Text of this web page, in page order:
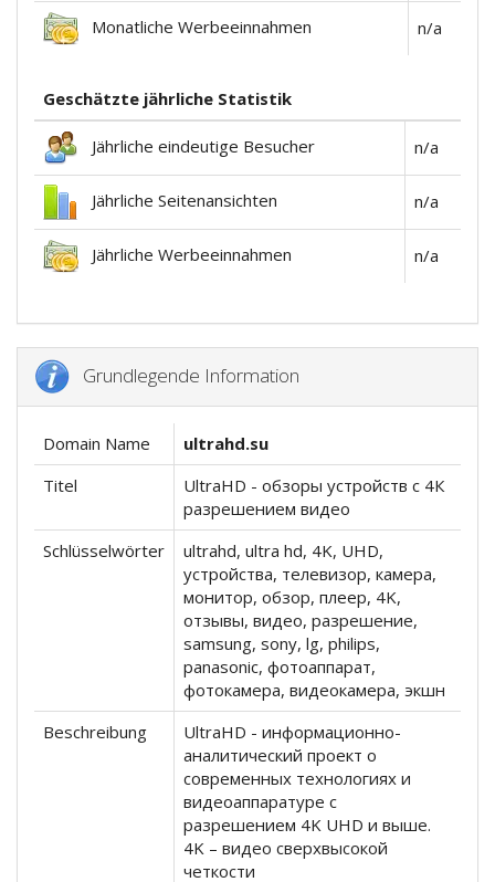
Monatliche Werbeeinnahmen n/a
Geschätzte jährliche Statistik
Jährliche eindeutige Besucher n/a
Jährliche Seitenansichten n/a
Jährliche Werbeeinnahmen n/a
Grundlegende Information
Domain Name
ultrahd.su
Titel
UltraHD - обзоры устройств с 4К
разрешением видео
Schlüsselwörter
ultrahd, ultra hd, 4K, UHD,
устройства, телевизор, камера,
монитор, обзор, плеер, 4K,
отзывы, видео, разрешение,
samsung, sony, lg, philips,
panasonic, фотоаппарат,
фотокамера, видеокамера, экшн
Beschreibung
UltraHD - информационно-
аналитический проект о
современных технологиях и
видеоаппаратуре с
разрешением 4K UHD и выше.
4K – видео сверхвысокой
четкости